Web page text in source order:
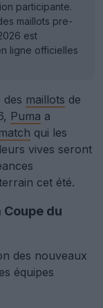
participante.
maillots pre-
est
ligne officielles
maillots de
Puma a
qui les
vives seront
cet été.
du
des nouveaux
équipes